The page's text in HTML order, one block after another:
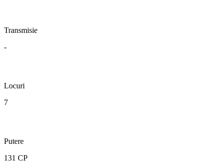
Transmisie
-
Locuri
7
Putere
131 CP